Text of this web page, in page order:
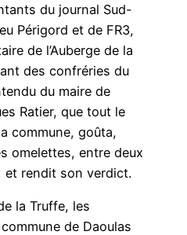
du journal Sud-
Périgord et de FR3,
de l’Auberge de la
des confréries du
du maire de
Ratier, que tout le
commune, goûta,
omelettes, entre deux
et rendit son verdict.
la Truffe, les
de Daoulas